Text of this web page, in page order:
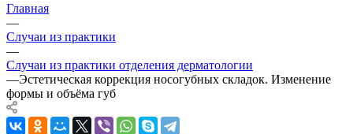
Главная
—
Случаи из практики
—
Случаи из практики отделения дерматологии
—Эстетическая коррекция носогубных складок. Изменение
формы и объёма губ